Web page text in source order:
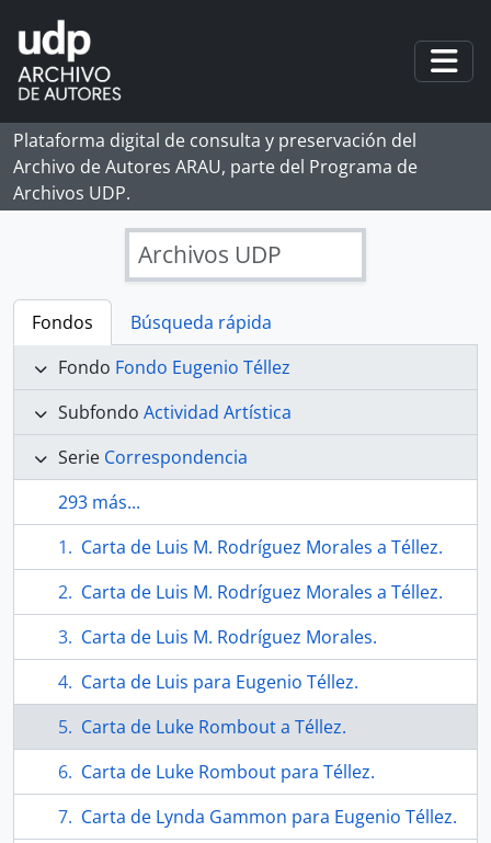
Skip to main content
Plataforma digital de consulta y preservación del
Archivo de Autores ARAU, parte del Programa de
Archivos UDP.
Archivos UDP
Fondos
Búsqueda rápida
Fondo Fondo Eugenio Téllez
Subfondo Actividad Artística
Serie Correspondencia
293 más...
Carta de Luis M. Rodríguez Morales a Téllez.
Carta de Luis M. Rodríguez Morales a Téllez.
Carta de Luis M. Rodríguez Morales.
Carta de Luis para Eugenio Téllez.
Carta de Luke Rombout a Téllez.
Carta de Luke Rombout para Téllez.
Carta de Lynda Gammon para Eugenio Téllez.